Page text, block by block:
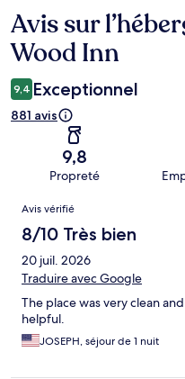
Avis
Avis sur
Wood Inn
9,4 Exceptionnel
881 avis
9,8
Propreté
Avis
Avis vérifié
8/10 Très bien
20 juil. 2026
Traduire avec Google
The place was very clean
helpful.
JOSEPH, séjour de 1 nuit